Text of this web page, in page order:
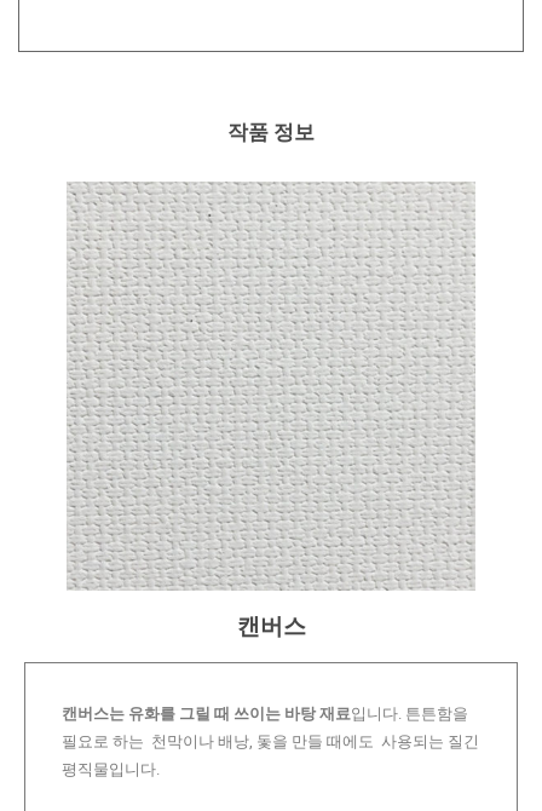
작품 정보
캔버스
캔버스는 유화를 그릴 때 쓰이는 바탕 재료입니다. 튼튼함을
필요로 하는 천막이나 배낭, 돛을 만들 때에도 사용되는 질긴
평직물입니다.